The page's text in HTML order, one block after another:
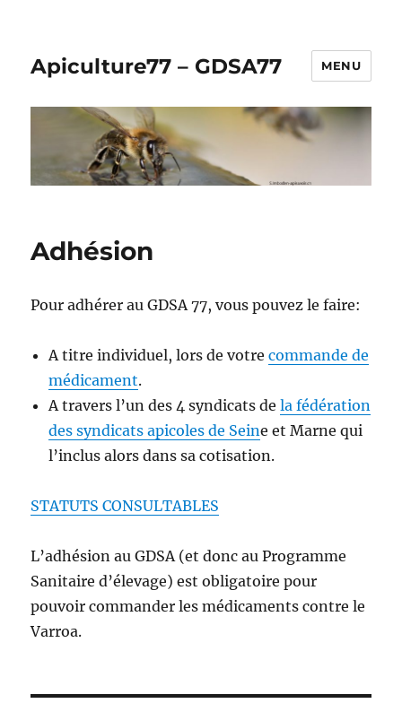
Apiculture77 – GDSA77 MENU
Adhésion
Pour adhérer au GDSA 77, vous pouvez le faire:
A titre individuel, lors de votrecommande de
médicament.
A travers l’un des 4 syndicats dela fédération
des syndicats apicoles de Seine et Marne qui
l’inclus alors dans sa cotisation.
STATUTS CONSULTABLES
L’adhésion au GDSA (et donc au Programme
Sanitaire d’élevage) est obligatoire pour
pouvoir commander les médicaments contre le
Varroa.